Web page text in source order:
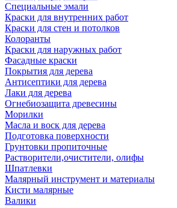
Специальные эмали
Краски для внутренних работ
Краски для стен и потолков
Колоранты
Краски для наружных работ
Фасадные краски
Покрытия для дерева
Антисептики для дерева
Лаки для дерева
Огнебиозащита древесины
Морилки
Масла и воск для дерева
Подготовка поверхности
Грунтовки пропиточные
Растворители,очистители, олифы
Шпатлевки
Малярный инструмент и материалы
Кисти малярные
Валики